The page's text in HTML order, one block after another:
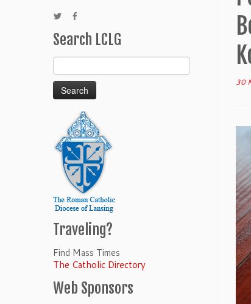
Search LCLG
Search
for:
Traveling?
Find Mass Times
The Catholic Directory
Web Sponsors
30